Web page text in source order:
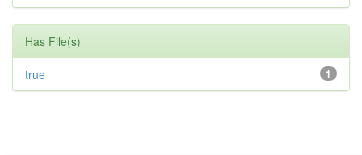
Has File(s)
1
true